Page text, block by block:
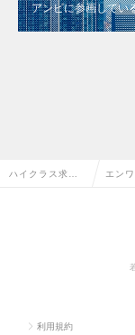
アンビに参画してい
ハイクラス求人T エン
利用規約